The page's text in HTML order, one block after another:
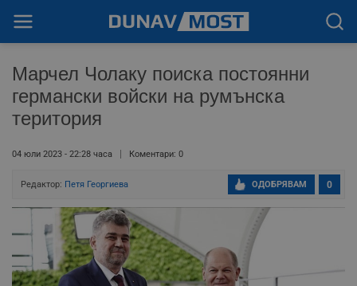
Марчел Чолаку поиска постоянни
германски войски на румънска
територия
04 юли 2023 - 22:28 часа Коментари: 0
Редактор: Петя Георгиева 0
ОДОБРЯВАМ